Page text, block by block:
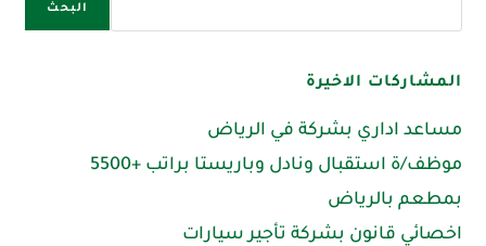
البحث
المشاركات الاخيرة
مساعد اداري بشركة في الرياض
موظف/ة استقبال ونادل وباريستا براتب +5500
بمطعم بالرياض
اخصائي قانون بشركة تأجير سيارات